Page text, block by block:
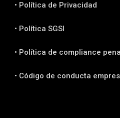
• Política de Privacidad
• Política SGSI
• Política de compliance
• Código de conducta